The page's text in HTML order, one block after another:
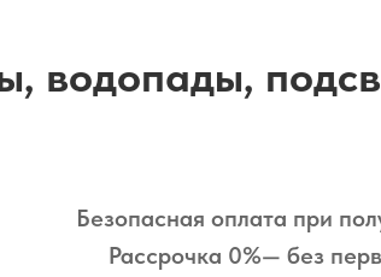
водопады,
Безопасная оплата при
Рассрочка 0%— без